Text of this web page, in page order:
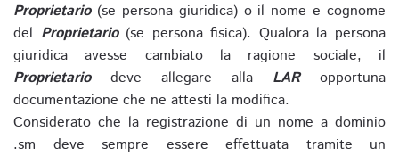
Proprietario(se persona giuridica) o il nome e cognome
del Proprietario(se persona fisica). Qualora la persona
giuridica avesse cambiato la ragione sociale, il
Proprietariodeve allegare alla LARopportuna
documentazione che ne attesti la modifica.
Considerato che la registrazione di un nome a dominio
.sm deve sempre essere effettuata tramite un